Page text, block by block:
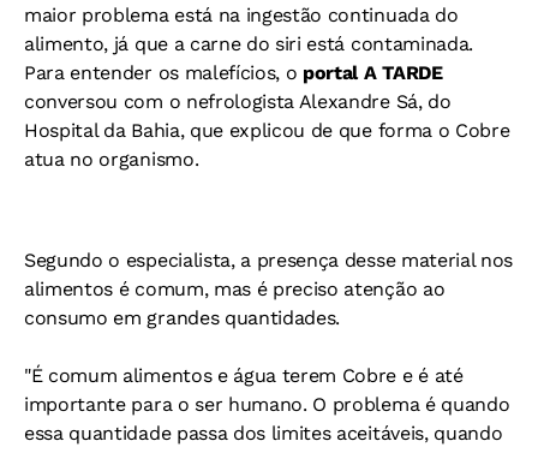
maior problema está na ingestão continuada do
alimento, já que a carne do siri está contaminada.
Para entender os malefícios, o portal A TARDE
conversou com o nefrologista Alexandre Sá, do
Hospital da Bahia, que explicou de que forma o Cobre
atua no organismo.
Segundo o especialista, a presença desse material nos
alimentos é comum, mas é preciso atenção ao
consumo em grandes quantidades.
"É comum alimentos e água terem Cobre e é até
importante para o ser humano. O problema é quando
essa quantidade passa dos limites aceitáveis, quando